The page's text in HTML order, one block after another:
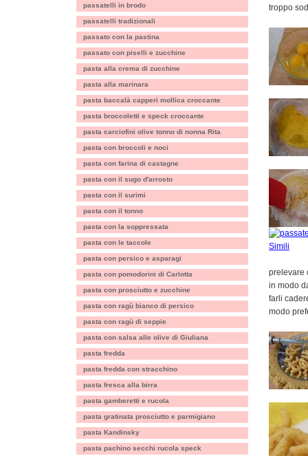
passatelli in brodo
passatelli tradizionali
passato con la pastina
passato con piselli e zucchine
pasta alla crema di zucchine
pasta alla marinara
pasta baccalà capperi mollica croccante
pasta broccoletti e speck croccante
pasta carciofini olive tonno di nonna Rita
pasta con broccoli e noci
pasta con farina di castagne
pasta con il sugo d'arrosto
pasta con il surimi
pasta con il tonno
pasta con la soppressata
pasta con le taccole
pasta con persico e asparagi
pasta con pomodorini di Carlotta
pasta con prosciutto e zucchine
pasta con ragù bianco di persico
pasta con ragù di seppie
pasta con salsa alle olive di Giuliana
pasta fredda
pasta fredda con stracchino
pasta fresca alla birra
pasta gamberetti e rucola
pasta gratinata prosciutto e parmigiano
pasta Kandinsky
pasta pachino secchi rucola speck
troppo
prelevare
in modo
farli
modo